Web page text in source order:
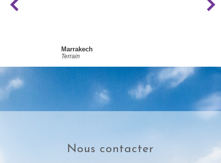
Marrakech
Terrain
nous contacter